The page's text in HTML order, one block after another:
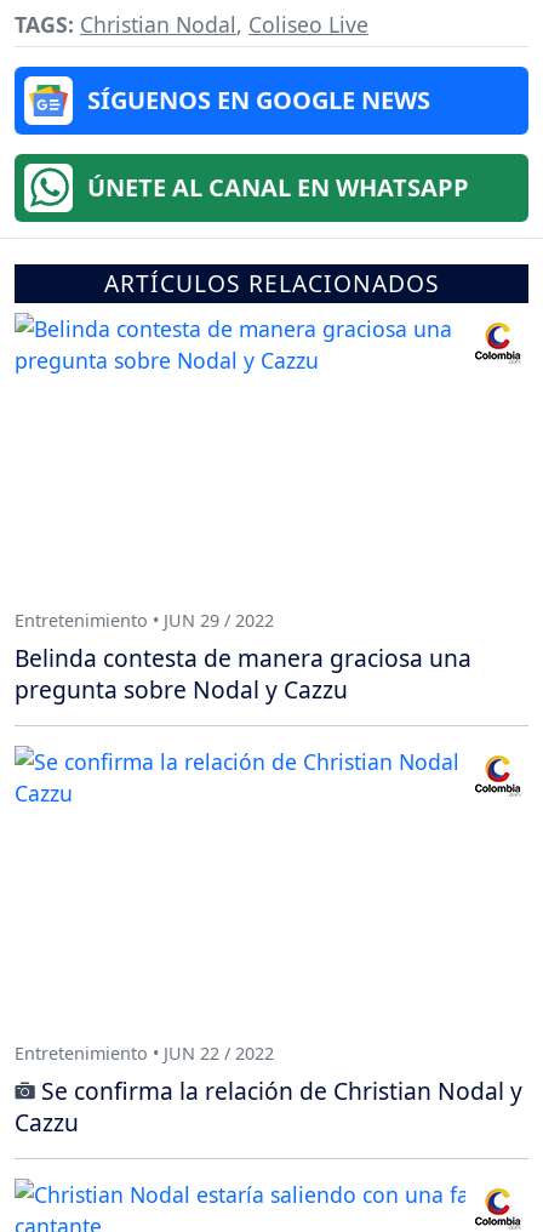
TAGS: Christian Nodal, Coliseo Live
SÍGUENOS EN GOOGLE NEWS
ÚNETE AL CANAL EN WHATSAPP
ARTÍCULOS RELACIONADOS
Entretenimiento • JUN 29 / 2022
Belinda contesta de manera graciosa una
pregunta sobre Nodal y Cazzu
Entretenimiento • JUN 22 / 2022
Se confirma la relación de Christian Nodal y
Cazzu